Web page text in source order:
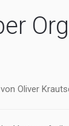
Oliver